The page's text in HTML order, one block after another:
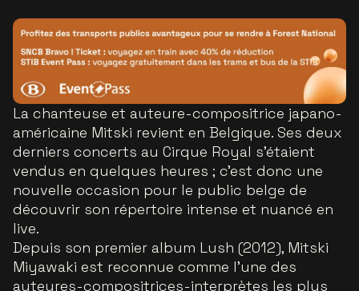
La chanteuse et auteure-compositrice japano-
américaine Mitski revient en Belgique. Ses deux
derniers concerts au Cirque Royal s’étaient
vendus en quelques heures ; c’est donc une
nouvelle occasion pour le public belge de
découvrir son répertoire intense et nuancé en
live.
Depuis son premier album Lush (2012), Mitski
Miyawaki est reconnue comme l’une des
auteures-compositrices-interprètes les plus